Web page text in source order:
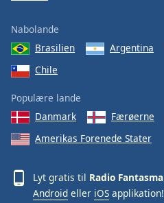
Nabolande
Brasilien
Argentina
Chile
Populære lande
Danmark
Færøerne
Amerikas Forenede Stater
Lyt gratis til Radio Fantasma
Android eller iOS applikation!